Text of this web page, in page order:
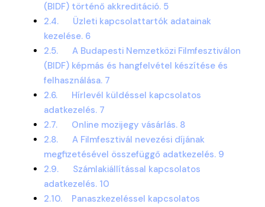
(BIDF) történő akkreditáció. 5
2.4. Üzleti kapcsolattartók adatainak
kezelése. 6
2.5. A Budapesti Nemzetközi Filmfesztiválon
(BIDF) képmás és hangfelvétel készítése és
felhasználása. 7
2.6. Hírlevél küldéssel kapcsolatos
adatkezelés. 7
2.7. Online mozijegy vásárlás. 8
2.8. A Filmfesztivál nevezési díjának
megfizetésével összefüggő adatkezelés. 9
2.9. Számlakiállítással kapcsolatos
adatkezelés. 10
2.10. Panaszkezeléssel kapcsolatos